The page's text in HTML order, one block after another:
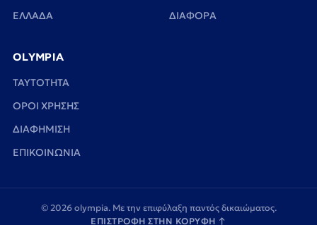
ΕΛΛΑΔΑ
ΔΙΑΦΟΡΑ
OLYMPIA
TAYTOTHTA
ΟΡΟΙ ΧΡΗΣΗΣ
ΔΙΑΦΗΜΙΣΗ
ΕΠΙΚΟΙΝΩΝΙΑ
© 2026 olympia. Με την επιφύλαξη παντός δικαιώματος.
ΕΠΙΣΤΡΟΦΗ ΣΤΗΝ ΚΟΡΥΦΗ ↑